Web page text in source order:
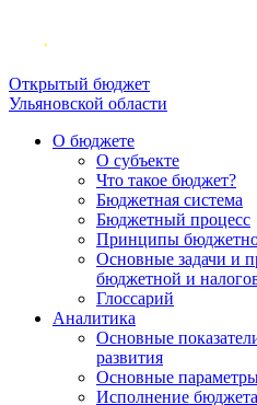
Открытый бюджет
Ульяновской области
О бюджете
О субъекте
Что такое бюджет?
Бюджетная система
Бюджетный процесс
Принципы
Основные задачи и
бюджетной и
Глоссарий
Аналитика
Основные
развития
Основные
Исполнение бюджета